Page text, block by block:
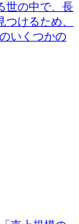
世の中で、長
けるため、
いくつかの